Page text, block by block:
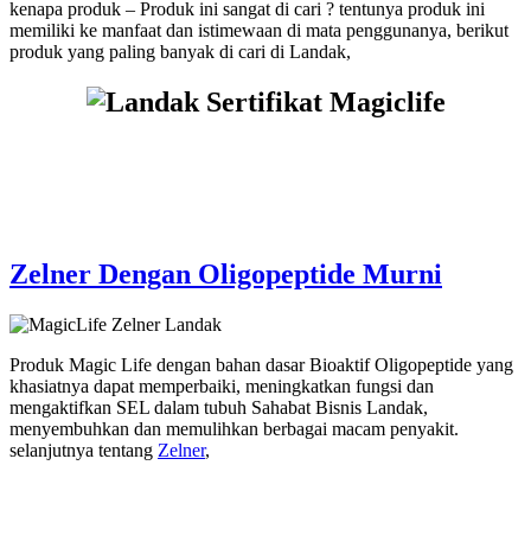
kenapa produk – Produk ini sangat di cari ? tentunya produk ini
memiliki ke manfaat dan istimewaan di mata penggunanya, berikut
produk yang paling banyak di cari di Landak,
Zelner Dengan Oligopeptide Murni
Produk Magic Life dengan bahan dasar Bioaktif Oligopeptide yang
khasiatnya dapat memperbaiki, meningkatkan fungsi dan
mengaktifkan SEL dalam tubuh Sahabat Bisnis Landak,
menyembuhkan dan memulihkan berbagai macam penyakit.
selanjutnya tentang Zelner,